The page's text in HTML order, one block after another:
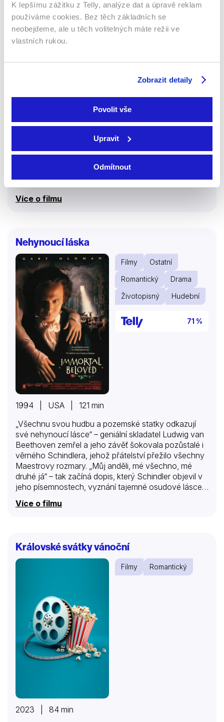
K lepšímu zážitku z Telly, analýze dat a úpravě reklam
používáme cookies. Bez těch základních se
neobejdeme, ale u těch volitelných máte režii ve
vlastních rukou.
Zobrazit detaily
Povolit vše
Upravit
Odmítnout
Romantický
Fantasy
Popelka Kay Cannonové je moderní filmový muzikál a
zároveň odvážné pojetí pohádkové klasiky. Naše
ambiciózní hrdinka má velký sen. Její Famózní víla
kmotřička jí pomůže vytrvat a uskutečnil ho.
Více o filmu
Nehynoucí láska
Filmy
Ostatní
Romantický
Drama
Životopisný
Hudební
71 %
1994 | USA | 121 min
„Všechnu svou hudbu a pozemské statky odkazují
své nehynoucí lásce“ – geniální skladatel Ludwig van
Beethoven zemřel a jeho závěť šokovala pozůstalé i
věrného Schindlera, jehož přátelství přežilo všechny
Maestrovy rozmary. „Můj anděli, mé všechno, mé
druhé já“ – tak začíná dopis, který Schindler objevil v
jeho písemnostech, vyznání tajemné osudové lásce,
naplněno, a tak se Anton Schindler vydává zpět do
Více o filmu
Královské svátky vánoční
Filmy Romantický
2023 | 84 min